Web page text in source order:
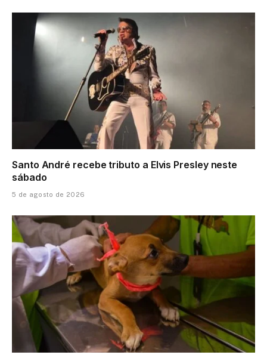
Santo André recebe tributo a Elvis Presley neste
sábado
5 de agosto de 2026